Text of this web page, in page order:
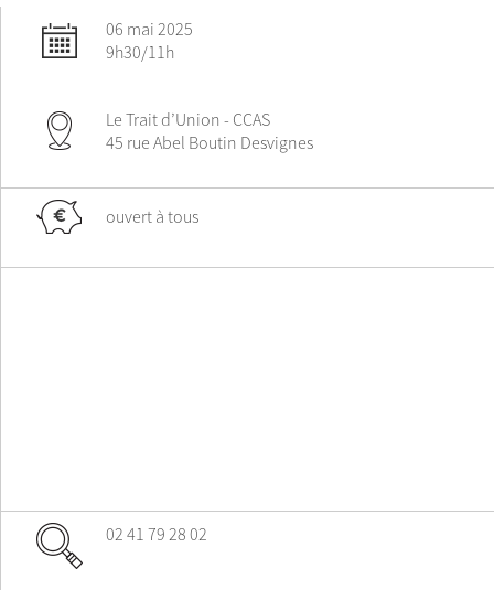
06 mai 2025
9h30/11h
Le Trait d’Union - CCAS
45 rue Abel Boutin Desvignes
ouvert à tous
02 41 79 28 02